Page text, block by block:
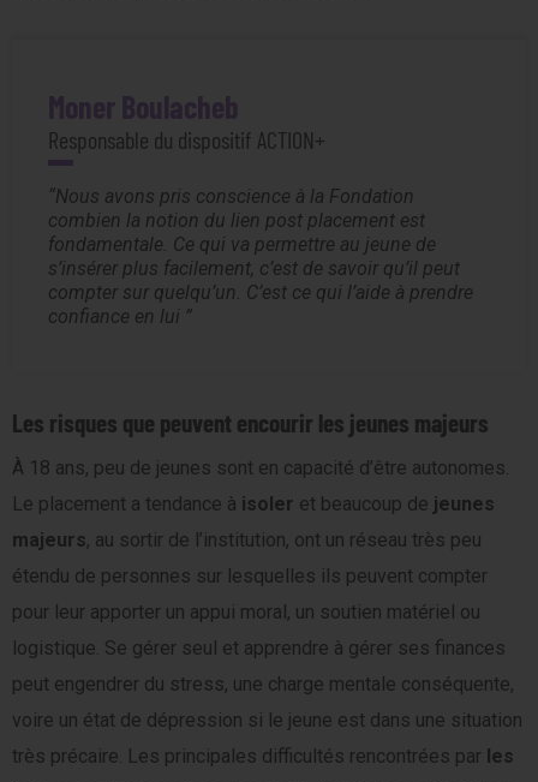
Moner Boulacheb
Responsable du dispositif ACTION+
Nous avons pris conscience à la Fondation
combien la notion du lien post placement est
fondamentale. Ce qui va permettre au jeune de
s’insérer plus facilement, c’est de savoir qu’il peut
compter sur quelqu’un. C’est ce qui l’aide à prendre
confiance en lui
Les risques que peuvent encourir les jeunes majeurs
À 18 ans, peu de jeunes sont en capacité d’être autonomes.
Le placement a tendance à isoler et beaucoup de jeunes
majeurs, au sortir de l’institution, ont un réseau très peu
étendu de personnes sur lesquelles ils peuvent compter
pour leur apporter un appui moral, un soutien matériel ou
logistique. Se gérer seul et apprendre à gérer ses finances
peut engendrer du stress, une charge mentale conséquente,
voire un état de dépression si le jeune est dans une situation
très précaire. Les principales difficultés rencontrées par les